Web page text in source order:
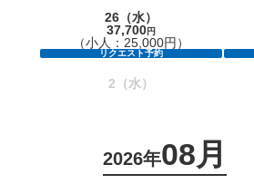
26 （水）
37,700円
（小人：25,000円）
リクエスト予約
2 （水）
2026年08月